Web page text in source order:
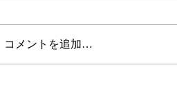
コメントを追加…